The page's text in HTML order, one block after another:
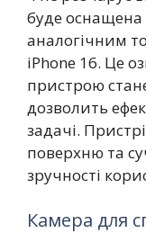
буде
аналогічним
iPhone 16. Це
пристрою
дозволить
задачі.
поверхню та
зручності
Камера для